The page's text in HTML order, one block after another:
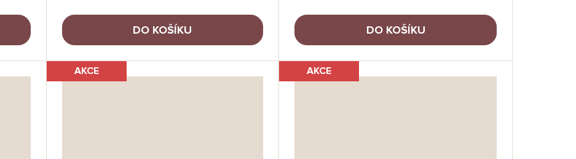
DO KOŠÍKU DO KOŠÍKU
AKCE AKCE